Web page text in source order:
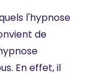
l'hypnose
de
En effet, il